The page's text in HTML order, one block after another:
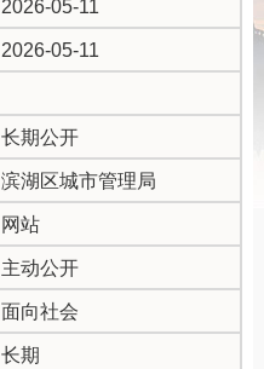
2026-05-11
2026-05-11
长期公开
滨湖区城市管理局
网站
主动公开
面向社会
长期